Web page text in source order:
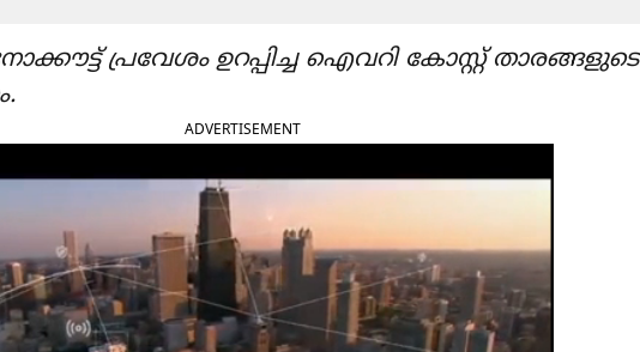
പ്രവേശം ഉറപ്പിച്ച ഐവറി കോസ്റ്റ് താരങ്ങളുടെ
ADVERTISEMENT